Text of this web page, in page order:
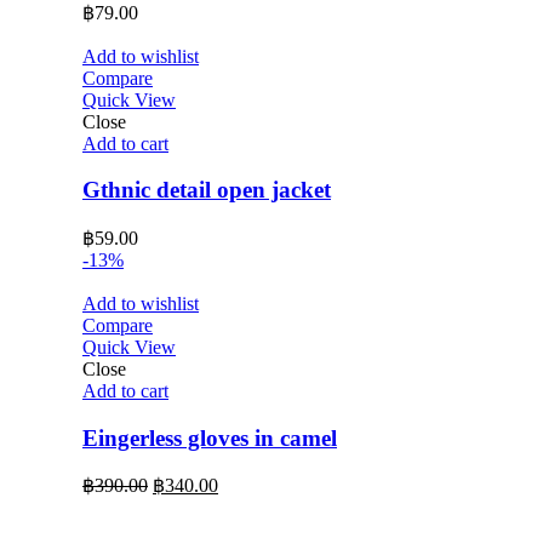
฿79.00
Add to wishlist
Compare
Quick View
Close
Add to cart
Gthnic detail open jacket
฿59.00
-13%
Add to wishlist
Compare
Quick View
Close
Add to cart
Eingerless gloves in camel
฿390.00 Original
฿340.00Current